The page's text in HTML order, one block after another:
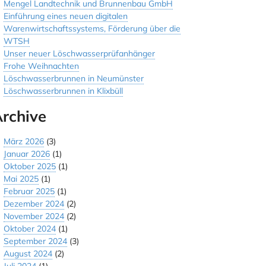
Mengel Landtechnik und Brunnenbau GmbH
Einführung eines neuen digitalen
Warenwirtschaftssystems, Förderung über die
WTSH
Unser neuer Löschwasserprüfanhänger
Frohe Weihnachten
Löschwasserbrunnen in Neumünster
Löschwasserbrunnen in Klixbüll
März 2026 (3)
Januar 2026 (1)
Oktober 2025 (1)
Mai 2025 (1)
Februar 2025 (1)
Dezember 2024 (2)
November 2024 (2)
Oktober 2024 (1)
September 2024 (3)
August 2024 (2)